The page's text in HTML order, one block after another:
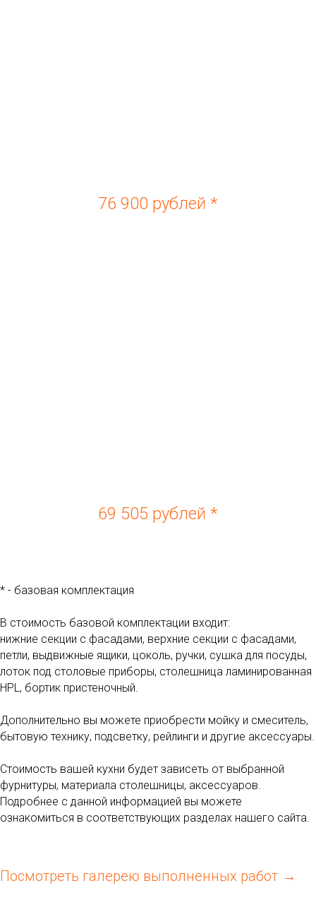
76 900 рублей *
69 505 рублей *
* - базовая комплектация
В стоимость базовой комплектации входит:
нижние секции с фасадами, верхние секции с фасадами,
петли, выдвижные ящики, цоколь, ручки, сушка для посуды,
лоток под столовые приборы, столешница ламинированная
HPL, бортик пристеночный.
Дополнительно вы можете приобрести мойку и смеситель,
бытовую технику, подсветку, рейлинги и другие аксессуары.
Стоимость вашей кухни будет зависеть от выбранной
фурнитуры, материала столешницы, аксессуаров.
Подробнее с данной информацией вы можете
ознакомиться в соответствующих разделах нашего сайта.
Посмотреть галерею выполненных работ